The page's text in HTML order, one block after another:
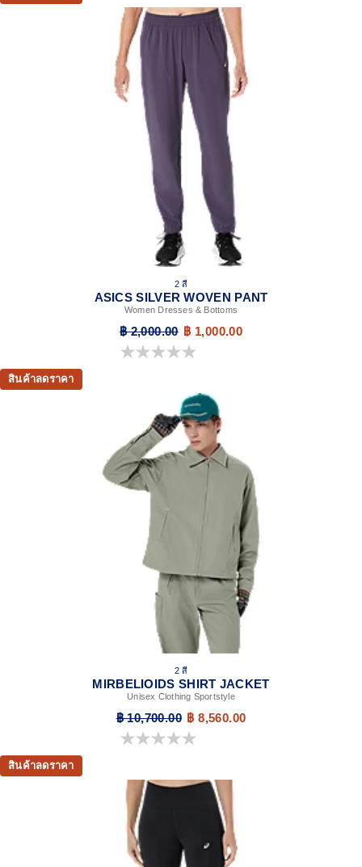
2 สี
ASICS SILVER WOVEN PANT
Women Dresses & Bottoms
฿ 2,000.00 ฿ 1,000.00
0.0 จาก 5 ดาว
สินค้าลดราคา
2 สี
MIRBELIOIDS SHIRT JACKET
Unisex Clothing Sportstyle
฿ 10,700.00 ฿ 8,560.00
0.0 จาก 5 ดาว
สินค้าลดราคา